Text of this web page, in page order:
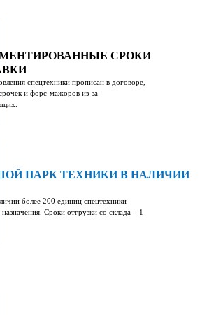
СРОКИ
спецтехники прописан в договоре,
и форс-мажоров из-за
ПАРК ТЕХНИКИ В НАЛИЧИИ
более 200 единиц спецтехники
Сроки отгрузки со склада – 1